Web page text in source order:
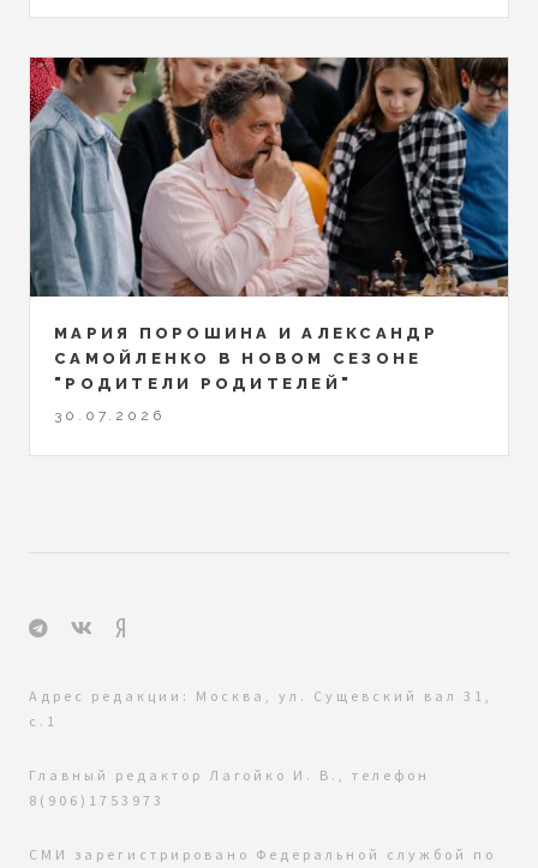
МАРИЯ ПОРОШИНА И АЛЕКСАНДР
САМОЙЛЕНКО В НОВОМ СЕЗОНЕ
"РОДИТЕЛИ РОДИТЕЛЕЙ"
30.07.2026
Адрес редакции: Москва, ул. Сущевский вал 31,
с.1
Главный редактор Лагойко И. В., телефон
8(906)1753973
СМИ зарегистрировано Федеральной службой по